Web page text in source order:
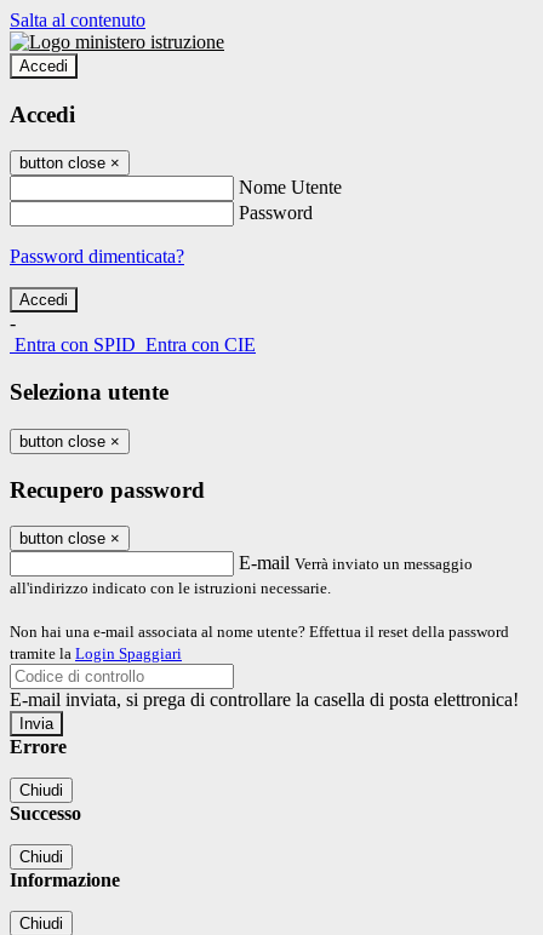
Salta al contenuto
Accedi
Accedi
button close ×
Nome Utente
Password
Password dimenticata?
-
Entra con SPID Entra con CIE
Seleziona utente
button close ×
Recupero password
button close ×
E-mail Verrà inviato un messaggio
all'indirizzo indicato con le istruzioni necessarie.
Non hai una e-mail associata al nome utente? Effettua il reset della password
tramite la Login Spaggiari
E-mail inviata, si prega di controllare la casella di posta elettronica!
Errore
Chiudi
Successo
Chiudi
Informazione
Chiudi